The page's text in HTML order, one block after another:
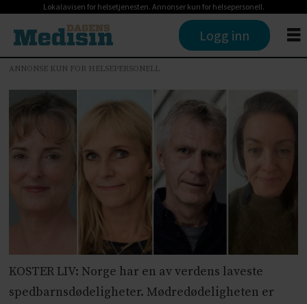
Lokalavisen for helsetjenesten. Annonser kun for helsepersonell.
Logg inn
ANNONSE KUN FOR HELSEPERSONELL
KOSTER LIV: Norge har en av verdens laveste
spedbarnsdødeligheter. Mødredødeligheten er